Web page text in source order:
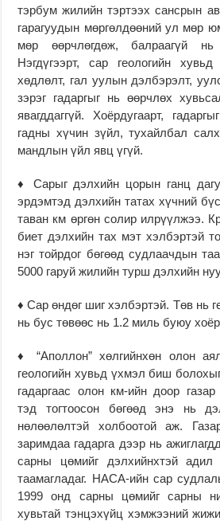
тэрбум жилийн тэртээх сансрын
гарагуудын мөргөлдөөний ул мөр
мөр өөрчлөгдөж, балраагүй нь
Нэгдүгээрт, cap геологийн
хөдлөлт, гал уулын дэлбэрэлт,
зэрэг гадаргыг нь өөрчлөх
явагддаггүй. Хоёрдугаарт,
гадны хүчин зүйл, тухайлбал
мандлын үйл явц үгүй.
♦ Сарыг дэлхийн цорын ганц
эрдэмтэд дэлхийн татах хүчний
таван км өргөн солир илрүүлжээ.
биет дэлхийн тах мэт хэлбэртэй
нэг тойрдог бөгөөд судлаачдын
5000 гаруй жилийн турш дэлхийн
♦ Cap өндөг шиг хэлбэртэй. Төв нь
нь бус төвөөс нь 1.2 миль буюу
♦ “Аполлон” хөлгийнхөн олон
геологийн хувьд үхмэл биш
гадаргаас олон км-ийн доор газар
тэд тогтоосон бөгөөд энэ нь
нөлөөлөлтэй холбоотой аж.
заримдаа гадарга дээр нь
сарны цөмийг дэлхийнхтэй
таамагладаг. НАСА-ийн cap
1999 онд сарны цөмийг сарны
хувьтай тэнцэхүйц хэмжээний